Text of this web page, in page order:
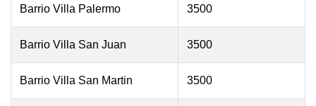
Barrio Villa Palermo 3500
Barrio Villa San Juan 3500
Barrio Villa San Martin 3500